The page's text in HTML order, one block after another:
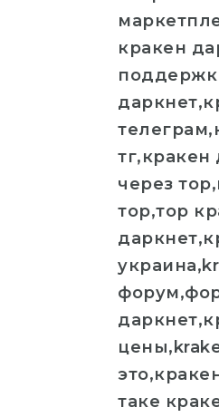
кракен
тг,кракен
через
тор,тор
таке